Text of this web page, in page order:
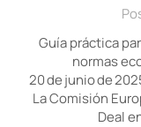
Guía práctica
normas
20 de junio de
La Comisión
Deal